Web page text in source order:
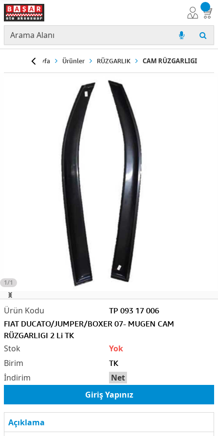
Anasayfa Ürünler RÜZGARLIK CAM RÜZGARLIGI
1/1
TP 093 17 006
FIAT DUCATO/JUMPER/BOXER 07- MUGEN CAM
RÜZGARLIGI 2 Li TK
TK
Net
Yok
Giriş Yapınız
Açıklama